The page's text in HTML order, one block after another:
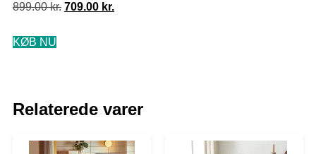
899.00kr. 709.00 kr.
KØB NU
Relaterede varer